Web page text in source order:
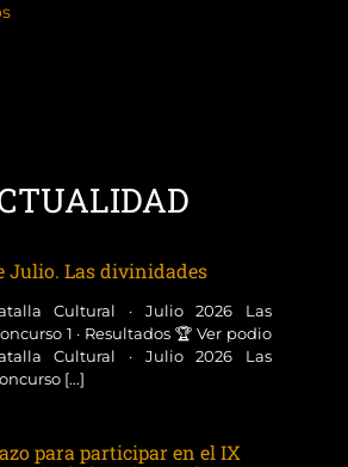
Julio. Las divinidades
Cultural · Julio 2026 Las
1 · Resultados 🏆 Ver podio
Cultural · Julio 2026 Las
[...]
para participar en el IX